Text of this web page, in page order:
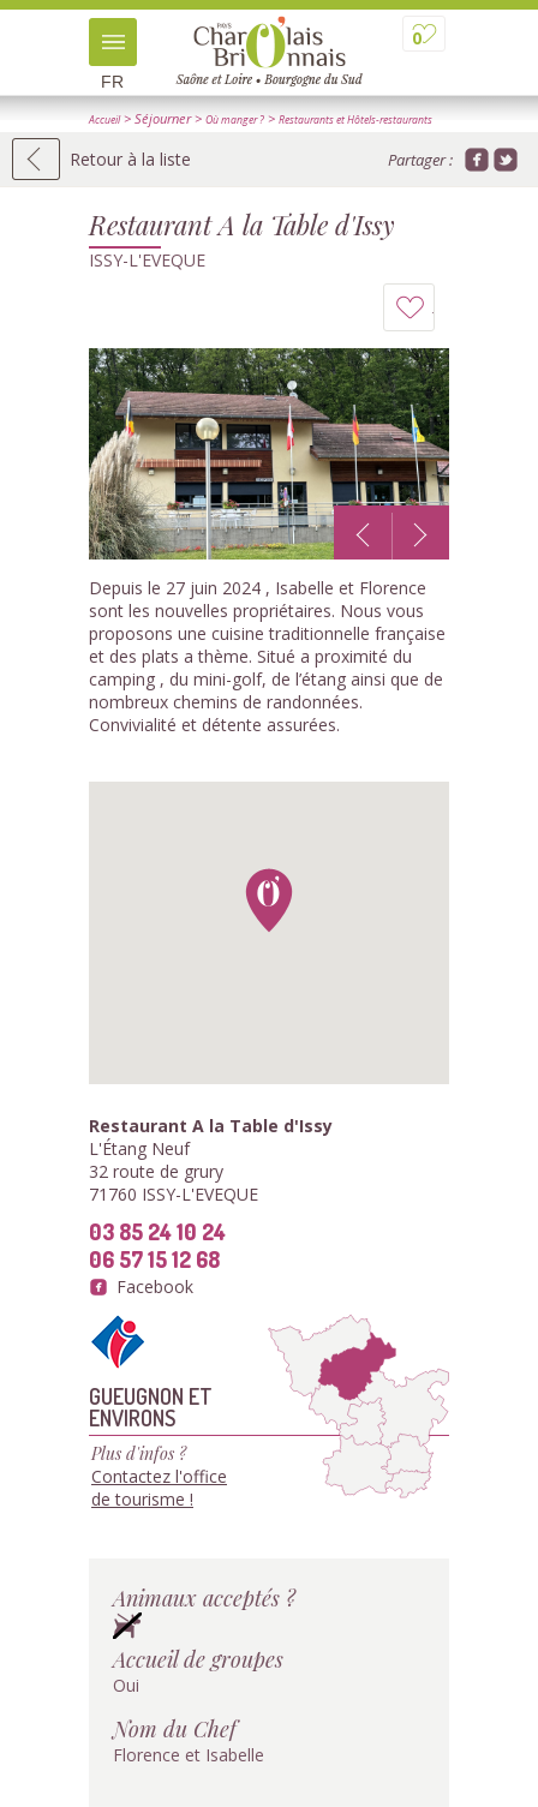
0
FR
Accueil> Séjourner> Où manger ? > Restaurants et Hôtels-restaurants
Retour à la liste Partager :
Restaurant A la Table d'Issy
ISSY-L'EVEQUE
à
mon
carnet
1 /1
Depuis le 27 juin 2024 , Isabelle et Florence
sont les nouvelles propriétaires. Nous vous
proposons une cuisine traditionnelle française
et des plats a thème. Situé a proximité du
camping , du mini-golf, de l’étang ainsi que de
nombreux chemins de randonnées.
Convivialité et détente assurées.
Restaurant A la Table d'Issy
L'Étang Neuf
32 route de grury
71760 ISSY-L'EVEQUE
03 85 24 10 24
06 57 15 12 68
Facebook
GUEUGNON ET
ENVIRONS
Plus d'infos ?
Contactez l'office
de tourisme !
Animaux acceptés ?
Accueil de groupes
Oui
Nom du Chef
Florence et Isabelle